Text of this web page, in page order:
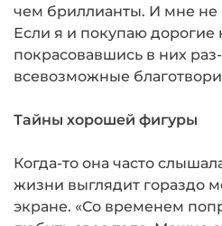
чем брилли­анты. И мне не
Если я и покупаю дорогие
покрасовавшись в них
всевозможные
Тайны хорошей фигуры
Когда-то она часто
жизни выглядит гораздо
экране. «Со временем